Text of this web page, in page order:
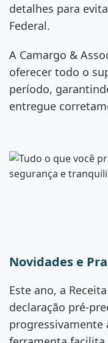
detalhes para
Federal.
A Camargo &
oferecer todo o
período,
entregue
Novidades e
Este ano, a
declaração pré-
progressivamente